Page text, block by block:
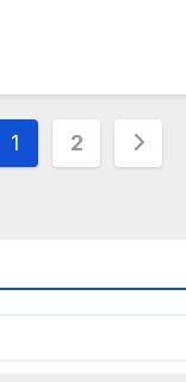
Paginazione
1 2